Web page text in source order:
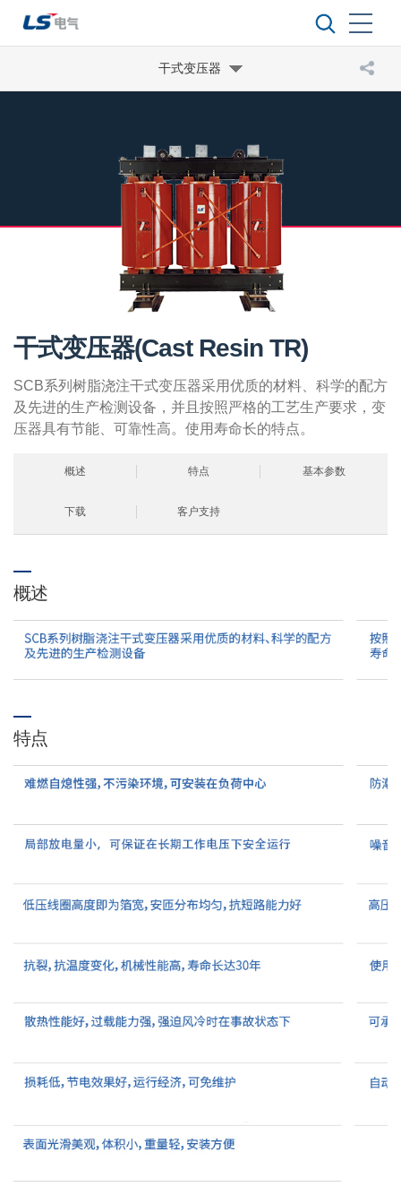
干式变压器
干式变压器(Cast Resin TR)
SCB系列树脂浇注干式变压器采用优质的材料、科学的配方
及先进的生产检测设备，并且按照严格的工艺生产要求，变
压器具有节能、可靠性高。使用寿命长的特点。
概述 特点 基本参数
下载 客户支持
概述
特点